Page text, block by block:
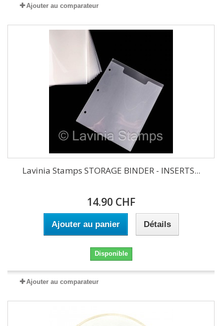
Ajouter au comparateur
Lavinia Stamps STORAGE BINDER - INSERTS...
14.90 CHF
Ajouter au panier Détails
Disponible
Ajouter au comparateur